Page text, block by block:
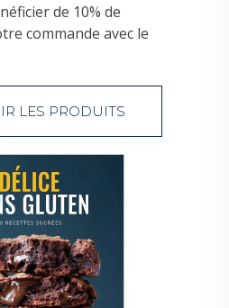
de 10% de
commande avec le
LES PRODUITS